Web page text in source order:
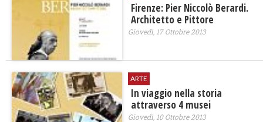
Firenze: Pier Niccolò Berardi.
Architetto e Pittore
Giovedì, 17 Ottobre 2013
ARTE
In viaggio nella storia
attraverso 4 musei
Giovedì, 10 Ottobre 2013